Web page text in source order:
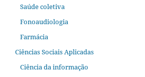
Saúde coletiva
Fonoaudiologia
Farmácia
Ciências Sociais Aplicadas
Ciência da informação